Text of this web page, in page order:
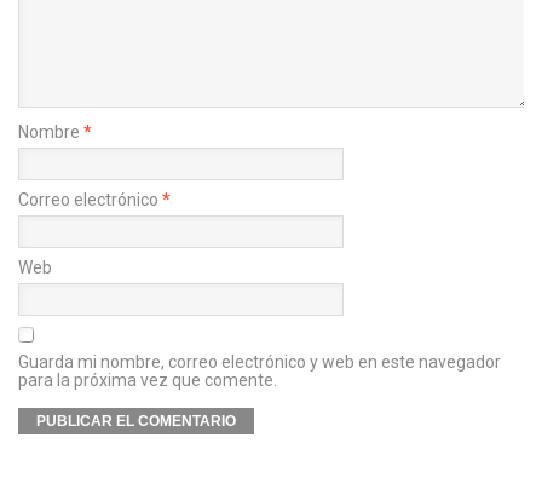
Nombre *
Correo electrónico *
Web
Guarda mi nombre, correo electrónico y web en este navegador
para la próxima vez que comente.